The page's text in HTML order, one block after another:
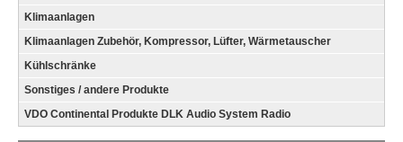
Klimaanlagen
Klimaanlagen Zubehör, Kompressor, Lüfter, Wärmetauscher
Kühlschränke
Sonstiges / andere Produkte
VDO Continental Produkte DLK Audio System Radio